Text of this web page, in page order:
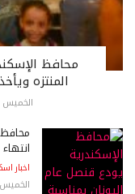
محافظ
المنتزه
الخميس 06 أغسطس 2026 09:24 مساءً
اخبار
الخميس 06 أغسطس 2026 09:19 مساءً